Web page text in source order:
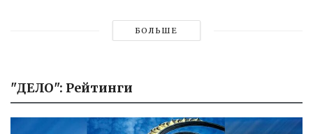
БОЛЬШЕ
"ДЕЛО": Рейтинги